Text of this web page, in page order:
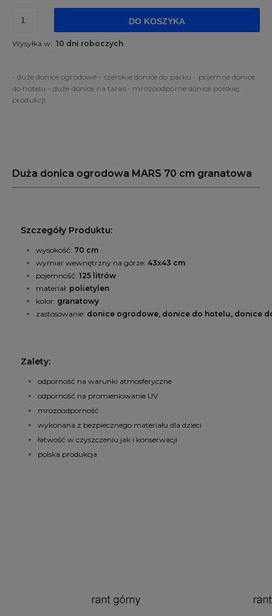
DO KOSZYKA
Wysyłka w: 10 dni roboczych
- duże donice ogrodowe - szerokie donice do parku - pojemne donice
do hotelu - duże donice na taras - mrozoodporne donice polskiej
produkcji
Duża donica ogrodowa MARS 70 cm granatowa
Szczegóły Produktu:
wysokość: 70 cm
wymiar wewnętrzny na górze: 43x43 cm
pojemność: 125 litrów
materiał: polietylen
kolor: granatowy
zastosowanie: donice ogrodowe, donice do hotelu, donice
Zalety:
odporność na warunki atmosferyczne
odporność na promieniowanie UV
mrozoodporność
wykonana z bezpiecznego materiału dla dzieci
łatwość w czyszczeniu jak i konserwacji
polska produkcja